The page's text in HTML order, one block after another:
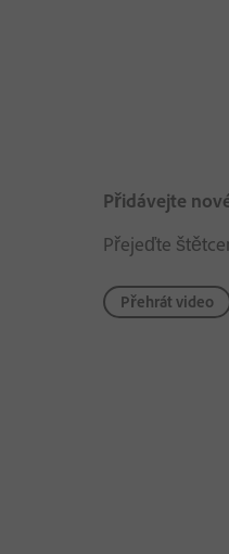
Přidávejte
Přejeďte
Přehrát video